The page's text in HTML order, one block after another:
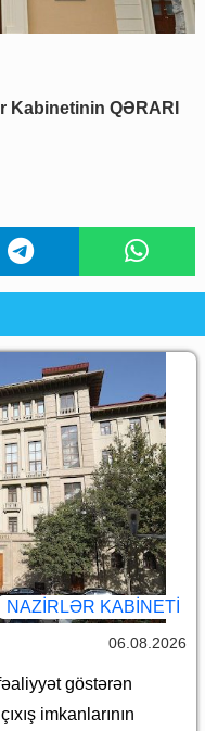
Kabinetinin QƏRARI
NAZIRLƏR KABINETI
06.08.2026
göstərən
imkanlarının